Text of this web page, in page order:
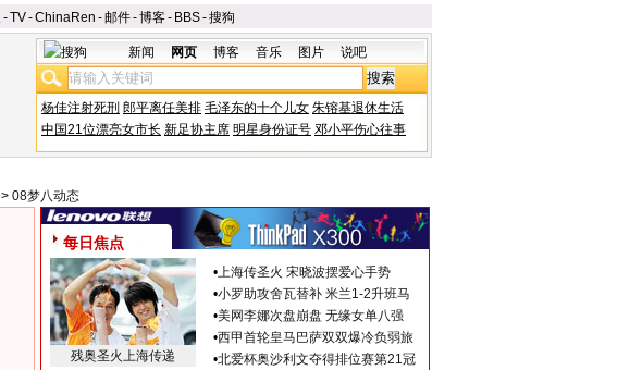
-TV-ChinaRen -邮件-博客- BBS-搜狗
新闻 网页 博客 音乐 图片 说吧
杨佳注射死刑 郎平离任美排 毛泽东的十个儿女 朱镕基退休生活
中国21位漂亮女市长 新足协主席 明星身份证号 邓小平伤心往事
> 08梦八动态
每日焦点
残奥圣火上海传递
•上海传圣火 宋晓波摆爱心手势
•小罗助攻舍瓦替补 米兰1-2升班马
•美网李娜次盘崩盘 无缘女单八强
•西甲首轮皇马巴萨双双爆冷负弱旅
•北爱杯奥沙利文夺得排位赛第21冠